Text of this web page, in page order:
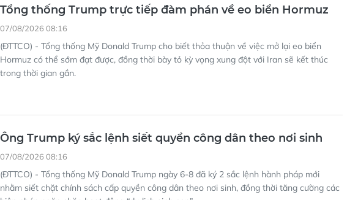
Tổng thống Trump trực tiếp đàm phán về eo biển Hormuz
07/08/2026 08:16
(ĐTTCO) - Tổng thống Mỹ Donald Trump cho biết thỏa thuận về việc mở lại eo biển
Hormuz có thể sớm đạt được, đồng thời bày tỏ kỳ vọng xung đột với Iran sẽ kết thúc
trong thời gian gần.
Ông Trump ký sắc lệnh siết quyền công dân theo nơi sinh
07/08/2026 08:16
(ĐTTCO) - Tổng thống Mỹ Donald Trump ngày 6-8 đã ký 2 sắc lệnh hành pháp mới
nhằm siết chặt chính sách cấp quyền công dân theo nơi sinh, đồng thời tăng cường các